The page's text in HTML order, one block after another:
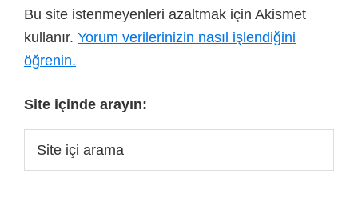
Bu site istenmeyenleri azaltmak için Akismet
kullanır. Yorum verilerinizin nasıl işlendiğini
öğrenin.
Site içinde arayın: